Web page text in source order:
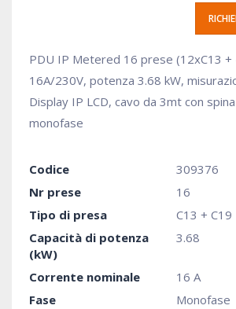
PDU IP Metered 16 prese (12xC13 +
16A/230V, potenza 3.68 kW,
Display IP LCD, cavo da 3mt con
monofase
Codice
309376
Nr prese
16
Tipo di presa
C13 + C19
Capacità di potenza
(kW)
3.68
Corrente nominale
16 A
Fase
Monofase